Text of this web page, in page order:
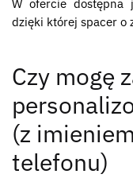
W ofercie dostępna
dzięki której spacer o
Czy mogę
(z
telefonu)